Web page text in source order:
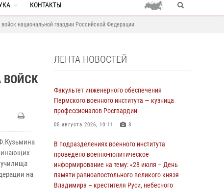
КОНТАКТЫ
национальной гвардии Российской Федерации
ВОЙСК
училища
на
ЛЕНТА НОВОСТЕЙ
Факультет инженерного обеспечения
Пермского военного института — кузница
профессионалов Росгвардии
05 августа 2026, 10:11 8
В подразделениях военного института
проведено военно-политическое
информирование на тему: «28 июля – День
памяти равноапостольного великого князя
Владимира – крестителя Руси, небесного